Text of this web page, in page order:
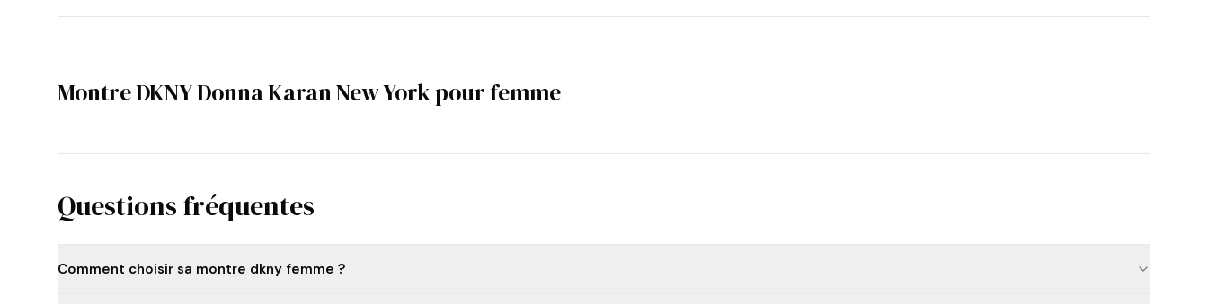
Montre DKNY Donna Karan New York pour femme
Questions fréquentes
Comment choisir sa montre dkny femme ?